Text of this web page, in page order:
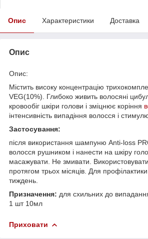
Опис Характеристики Доставка
Опис
Опис:
Містить високу концентрацію
VEG(10%). Глибоко живить волосяні
кровообіг шкіри голови і зміцнює коріння
інтенсивність випадіння волосся і
Застосування:
після використання шампуню Anti-loss
волосся рушником і нанести на шкіру
масажувати. Не змивати.
протягом трьох місяців. Для
тиждень.
Призначення: для схильних до
1 шт 10мл
Приховати